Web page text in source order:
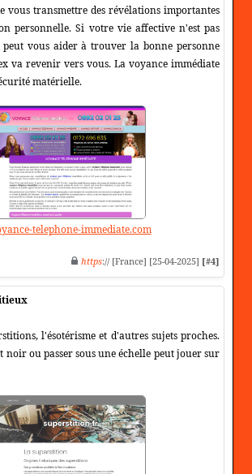
vous transmettre des révélations importantes
personnelle. Si votre vie affective n'est pas
vous aider à trouver la bonne personne
va revenir vers vous. La voyance immédiate
matérielle.
telephone-immediate.com
https:// [France] [25-04-2025] [#4]
l'ésotérisme et d'autres sujets proches.
noir ou passer sous une échelle peut jouer sur